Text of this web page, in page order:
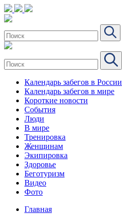
Календарь забегов в России
Календарь забегов в мире
Короткие новости
События
Люди
В мире
Тренировка
Женщинам
Экипировка
Здоровье
Беготуризм
Видео
Фото
Главная